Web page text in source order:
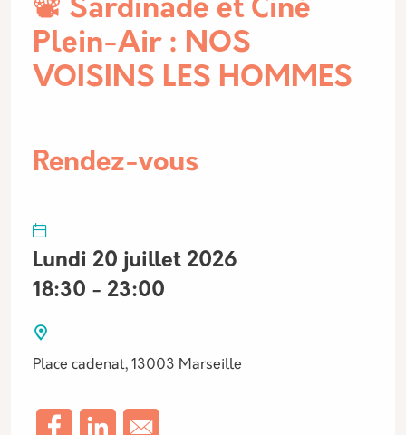
📽️ Sardinade et Ciné
Plein-Air : NOS
VOISINS LES HOMMES
Rendez-vous
Lundi 20 juillet 2026
18:30 - 23:00
Place cadenat, 13003 Marseille